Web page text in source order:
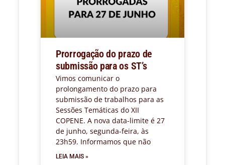
Prorrogação do prazo de
submissão para os ST’s
Vimos comunicar o
prolongamento do prazo para
submissão de trabalhos para as
Sessões Temáticas do XII
COPENE. A nova data-limite é 27
de junho, segunda-feira, às
23h59. Informamos que não
LEIA MAIS »